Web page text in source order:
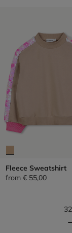
Fleece Sweatshirt
from € 55,00